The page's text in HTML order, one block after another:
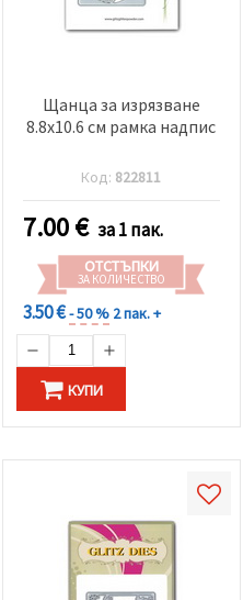
Щанца за изрязване
8.8x10.6 см рамка надпис
Код: 822811
7.00€ за 1 пак.
ОТСТЪПКИ
ЗА КОЛИЧЕСТВО
3.50 €- 50 % 2 пак. +
КУПИ